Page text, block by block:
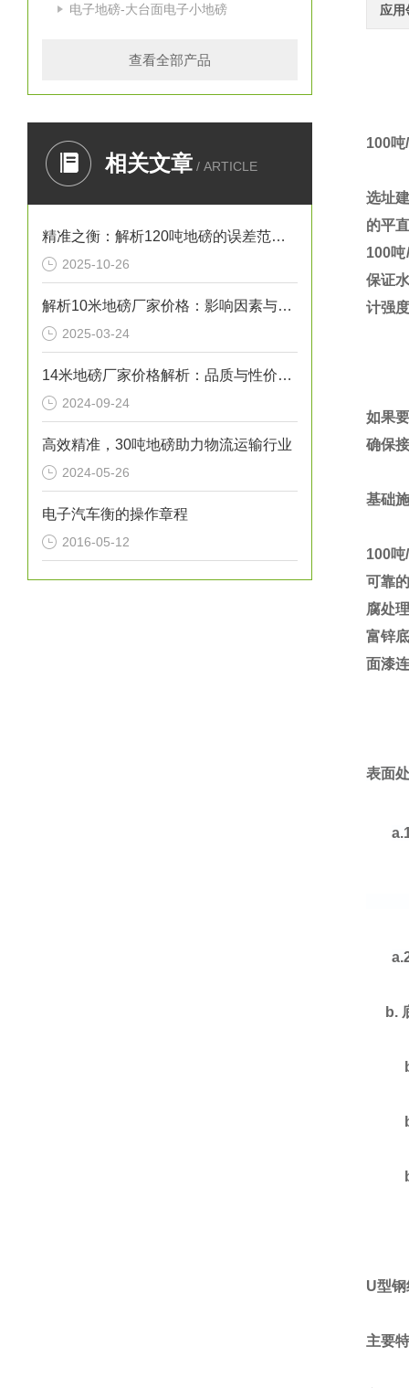
电子地磅-大台面电子小地磅
查看全部产品
相关文章 / ARTICLE
精准之衡：解析120吨地磅的误差范围与管理实践
2025-10-26
解析10米地磅厂家价格：影响因素与市场行情
2025-03-24
14米地磅厂家价格解析：品质与性价比的考量
2024-09-24
高效精准，30吨地磅助力物流运输行业
2024-05-26
电子汽车衡的操作章程
2016-05-12
应用
100吨
选址
的平
100吨
保证
计强
如果
确保
基础
100吨
可靠
腐处
富锌
面漆
表面
b.
U型
主要